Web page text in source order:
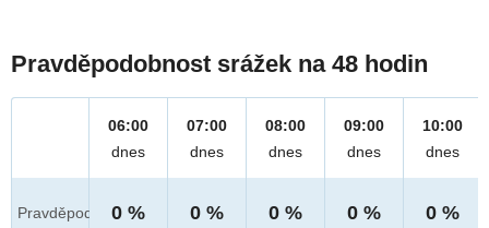
Pravděpodobnost srážek na 48 hodin
Pravděpod.
06:00
dnes
0 %
07:00
dnes
0 %
08:00
dnes
0 %
09:00
dnes
0 %
10:00
dnes
0 %